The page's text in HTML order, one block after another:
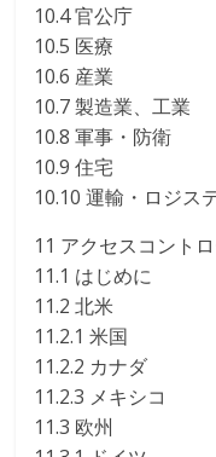
10.4 官公庁
10.5 医療
10.6 産業
10.7 製造業、工業
10.8 軍事・防衛
10.9 住宅
10.10 運輸・ロジス
11 アクセスコント
11.1 はじめに
11.2 北米
11.2.1 米国
11.2.2 カナダ
11.2.3 メキシコ
11.3 欧州